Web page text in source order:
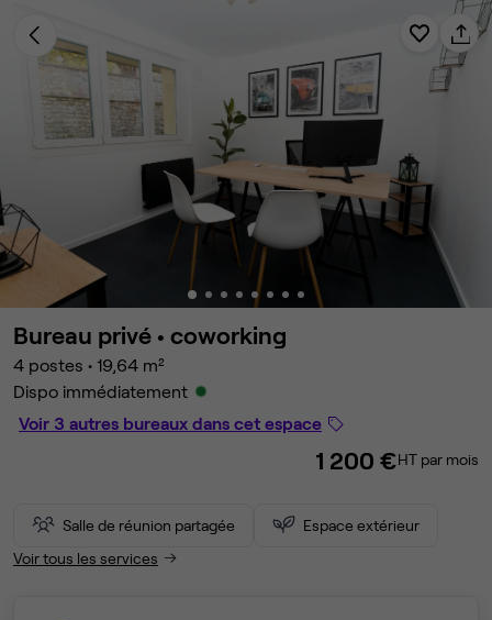
Bureau privé • coworking
4 postes • 19,64 m²
Dispo immédiatement
Voir 3 autres bureaux dans cet espace
1 200 €HT par mois
Salle de réunion partagée
Espace extérieur
Voir tous les services